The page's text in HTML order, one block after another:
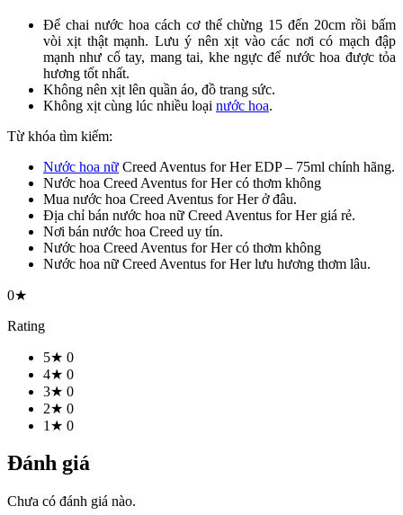
Để chai nước hoa cách cơ thể chừng 15 đến 20cm rồi bấm
vòi xịt thật mạnh. Lưu ý nên xịt vào các nơi có mạch đập
mạnh như cổ tay, mang tai, khe ngực để nước hoa được tỏa
hương tốt nhất.
Không nên xịt lên quần áo, đồ trang sức.
Không xịt cùng lúc nhiều loại nước hoa.
Từ khóa tìm kiếm:
Nước hoa nữ Creed Aventus for Her EDP – 75ml chính hãng.
Nước hoa Creed Aventus for Her có thơm không
Mua nước hoa Creed Aventus for Her ở đâu.
Địa chỉ bán nước hoa nữ Creed Aventus for Her giá rẻ.
Nơi bán nước hoa Creed uy tín.
Nước hoa Creed Aventus for Her có thơm không
Nước hoa nữ Creed Aventus for Her lưu hương thơm lâu.
0★
Rating
5★ 0
4★ 0
3★ 0
2★ 0
1★ 0
Đánh giá
Chưa có đánh giá nào.